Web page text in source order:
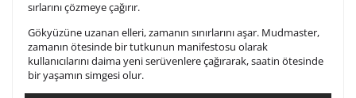
sırlarını çözmeye çağırır.
Gökyüzüne uzanan elleri, zamanın sınırlarını aşar. Mudmaster,
zamanın ötesinde bir tutkunun manifestosu olarak
kullanıcılarını daima yeni serüvenlere çağırarak, saatin ötesinde
bir yaşamın simgesi olur.